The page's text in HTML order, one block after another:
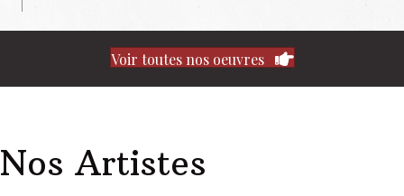
Voir toutes nos oeuvres
Nos Artistes